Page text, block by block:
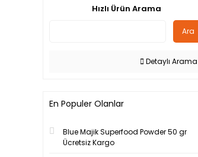
Hızlı Ürün Arama
Ara
Detaylı Arama
En Populer Olanlar
Blue Majik Superfood Powder 50 gr
Ücretsiz Kargo